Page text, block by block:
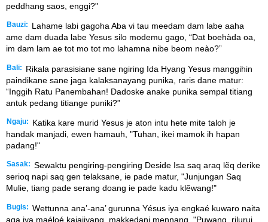
peddhang saos, enggi?"
Bauzi:
Lahame labi gagoha Aba vi tau meedam dam labe aaha
ame dam duada labe Yesus silo modemu gago, “Dat boehàda oa,
im dam lam ae tot mo tot mo lahamna nibe beom neào?”
Bali:
Rikala parasisiane sane ngiring Ida Hyang Yesus manggihin
paindikane sane jaga kalaksanayang punika, raris dane matur:
“Inggih Ratu Panembahan! Dadoske anake punika sempal titiang
antuk pedang titiange puniki?”
Ngaju:
Katika kare murid Yesus je aton intu hete mite taloh je
handak manjadi, ewen hamauh, "Tuhan, ikei mamok ih hapan
padang!"
Sasak: Sewaktu pengiring-pengiring Deside Isa saq araq lẽq derike
serioq napi saq gen telaksane, ie pade matur, "Junjungan Saq
Mulie, tiang pade serang doang ie pade kadu klẽwang!"
Bugis: Wettunna ana’-ana’ gurunna Yésus iya engkaé kuwaro naita
aga iya maéloé kajajiyang, makkedani mennang, "Puwang, rilurui